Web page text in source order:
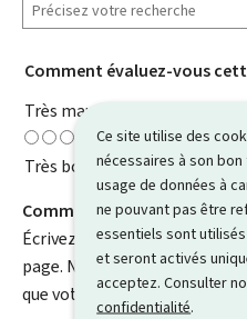
Ce site utilise des
nécessaires à son
usage de données à
ne pouvant pas être
essentiels sont
et seront activés
acceptez. Consulter
confidentialité.
Comment évaluez-vous
Très mauvaise
Très bonne
Comment pouvons-nous
Écrivez un commentaire et
page. N'indiquez pas
que votre e-mail, nom,